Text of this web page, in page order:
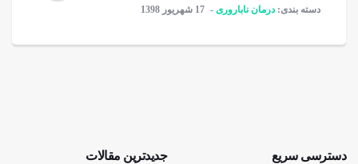
دسته بندی: درمان ناباروری 17 شهریور 1398
دسترسی سریع جدیدترین مقالات